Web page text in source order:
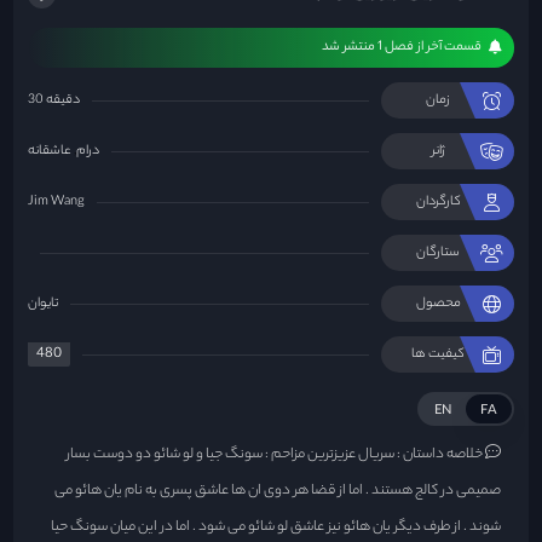
قسمت آخر از فصل 1 منتشر شد
زمان 30 دقیقه
ژانر درام عاشقانه
کارگردان Jim Wang
ستارگان
محصول تایوان
کیفیت ها 480
FA
EN
خلاصه داستان :سریال عزیزترین مزاحم : سونگ جیا و لو شائو دو دوست بسار
صمیمی در کالج هستند . اما از قضا هر دوی ان ها عاشق پسری به نام یان هائو می
شوند . از طرف دیگر یان هائو نیز عاشق لو شائو می شود . اما در این میان سونگ حیا